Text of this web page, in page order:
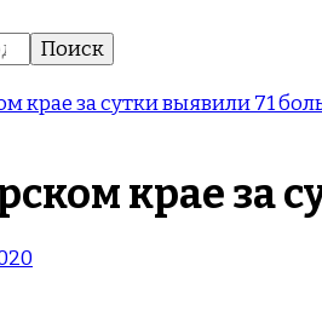
крае за сутки выявили 71
крае за